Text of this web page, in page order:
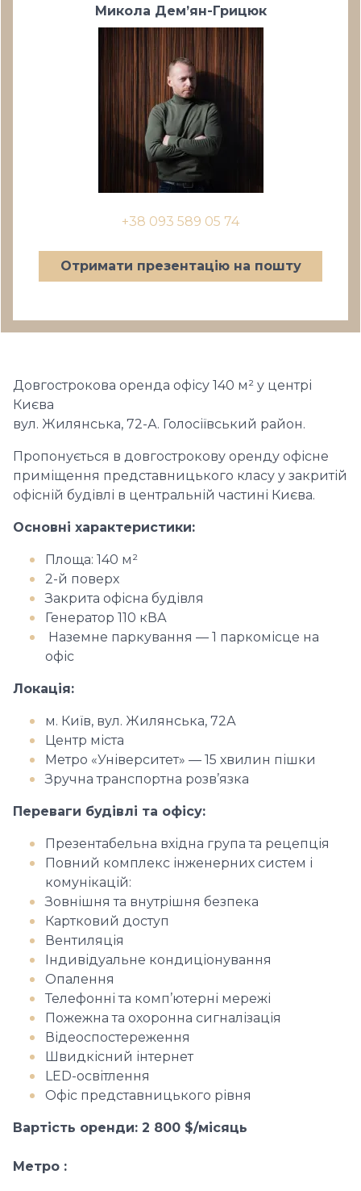
Микола Дем’ян-Грицюк
+38 093 589 05 74
Отримати презентацію на пошту
Довгострокова оренда офісу 140 м² у центрі
Києва
вул. Жилянська, 72-А. Голосіївський район.
Пропонується в довгострокову оренду офісне
приміщення представницького класу у закритій
офісній будівлі в центральній частині Києва.
Основні характеристики:
Площа: 140 м²
2-й поверх
Закрита офісна будівля
Генератор 110 кВА
Наземне паркування — 1 паркомісце на
офіс
Локація:
м. Київ, вул. Жилянська, 72А
Центр міста
Метро «Університет» — 15 хвилин пішки
Зручна транспортна розв’язка
Переваги будівлі та офісу:
Презентабельна вхідна група та рецепція
Повний комплекс інженерних систем і
комунікацій:
Зовнішня та внутрішня безпека
Картковий доступ
Вентиляція
Індивідуальне кондиціонування
Опалення
Телефонні та комп’ютерні мережі
Пожежна та охоронна сигналізація
Відеоспостереження
Швидкісний інтернет
LED-освітлення
Офіс представницького рівня
Вартість оренди: 2 800 $/місяць
Метро